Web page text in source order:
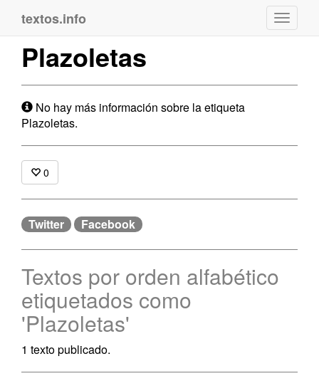
textos.info
Plazoletas
No hay más información sobre la etiqueta
Plazoletas.
0
Twitter Facebook
Textos por orden alfabético
etiquetados como
'Plazoletas'
1 texto publicado.